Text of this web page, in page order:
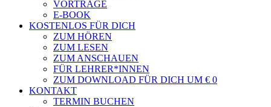
VORTRÄGE
E-BOOK
KOSTENLOS FÜR DICH
ZUM HÖREN
ZUM LESEN
ZUM ANSCHAUEN
FÜR LEHRER*INNEN
ZUM DOWNLOAD FÜR DICH UM € 0
KONTAKT
TERMIN BUCHEN